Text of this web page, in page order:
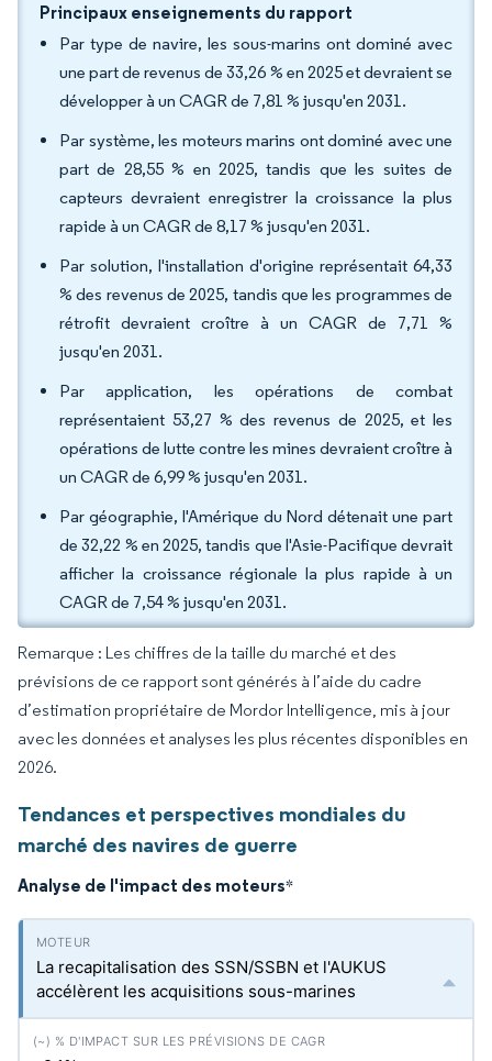
Principaux enseignements du rapport
Par type de navire, les sous-marins ont dominé avec
une part de revenus de 33,26 % en 2025 et devraient se
développer à un CAGR de 7,81 % jusqu'en 2031.
Par système, les moteurs marins ont dominé avec une
part de 28,55 % en 2025, tandis que les suites de
capteurs devraient enregistrer la croissance la plus
rapide à un CAGR de 8,17 % jusqu'en 2031.
Par solution, l'installation d'origine représentait 64,33
% des revenus de 2025, tandis que les programmes de
rétrofit devraient croître à un CAGR de 7,71 %
jusqu'en 2031.
Par application, les opérations de combat
représentaient 53,27 % des revenus de 2025, et les
opérations de lutte contre les mines devraient croître à
un CAGR de 6,99 % jusqu'en 2031.
Par géographie, l'Amérique du Nord détenait une part
de 32,22 % en 2025, tandis que l'Asie-Pacifique devrait
afficher la croissance régionale la plus rapide à un
CAGR de 7,54 % jusqu'en 2031.
Remarque : Les chiffres de la taille du marché et des
prévisions de ce rapport sont générés à l’aide du cadre
d’estimation propriétaire de Mordor Intelligence, mis à jour
avec les données et analyses les plus récentes disponibles en
2026.
Tendances et perspectives mondiales du
marché des navires de guerre
Analyse de l'impact des moteurs*
La recapitalisation des SSN/SSBN et l'AUKUS
accélèrent les acquisitions sous-marines